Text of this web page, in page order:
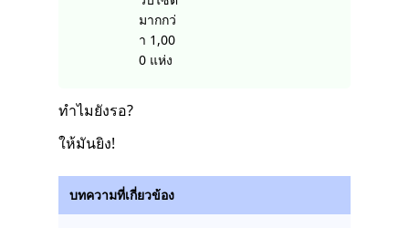
มากกว่
า 1,00
0 แห่ง
ทำไมยังรอ?
ให้มันยิง!
บทความที่เกี่ยวข้อง